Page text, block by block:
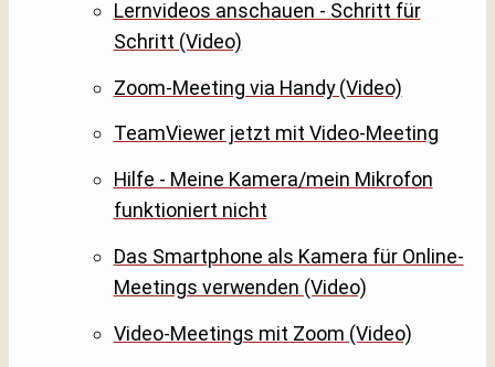
Lernvideos anschauen - Schritt für
Schritt (Video)
Zoom-Meeting via Handy (Video)
TeamViewer jetzt mit Video-Meeting
Hilfe - Meine Kamera/mein Mikrofon
funktioniert nicht
Das Smartphone als Kamera für Online-
Meetings verwenden (Video)
Video-Meetings mit Zoom (Video)